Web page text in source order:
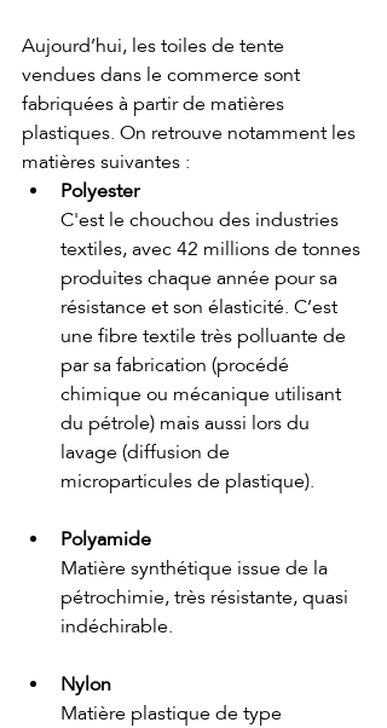
Aujourd’hui, les toiles de tente
vendues dans le commerce sont
fabriquées à partir de matières
plastiques. On retrouve notamment les
matières suivantes :
Polyester
C'est le chouchou des industries
textiles, avec 42 millions de tonnes
produites chaque année pour sa
résistance et son élasticité. C’est
une fibre textile très polluante de
par sa fabrication (procédé
chimique ou mécanique utilisant
du pétrole) mais aussi lors du
lavage (diffusion de
microparticules de plastique).
Polyamide
Matière synthétique issue de la
pétrochimie, très résistante, quasi
indéchirable.
Nylon
Matière plastique de type